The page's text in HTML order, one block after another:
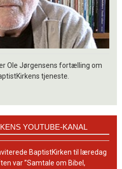
Ole Jørgensens fortælling om
tjeneste.
YOUTUBE-KANAL
BaptistKirken til læredag
var ”Samtale om Bibel,